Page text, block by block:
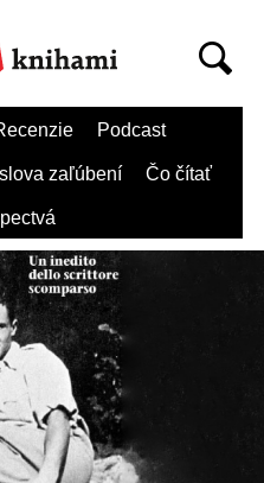
Podcast
zaľúbení Čo čítať